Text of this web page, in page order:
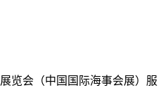
览会（中国国际海事会展）服